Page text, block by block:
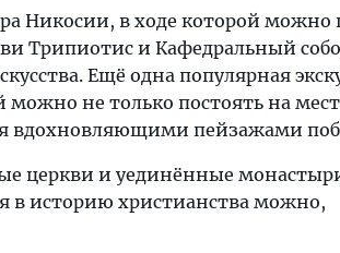
Никосии, в ходе которой можно
Трипиотис и Кафедральный
Ещё одна популярная
не только постоять на
вдохновляющими пейзажами
церкви и уединённые
в историю христианства можно,